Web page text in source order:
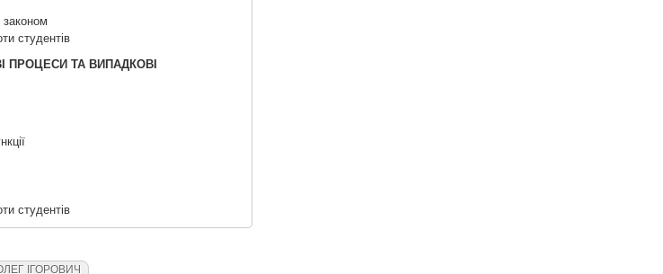
законом
студентів
ПРОЦЕСИ ТА ВИПАДКОВІ
студентів
ІГОРОВИЧ